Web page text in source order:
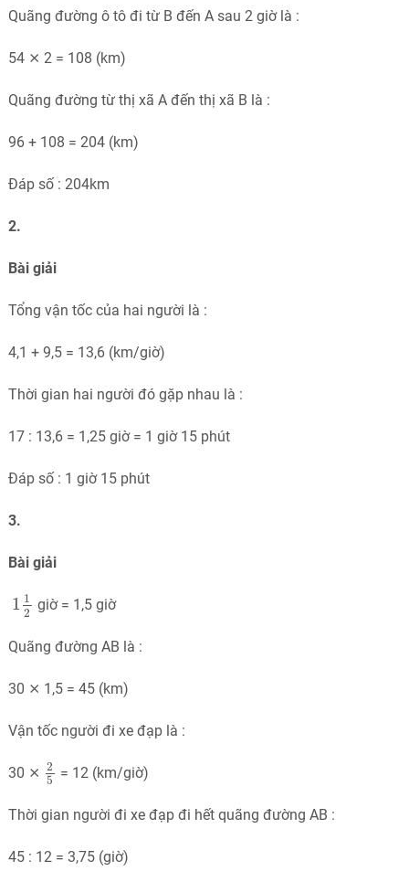
Quãng đường ô tô đi từ B đến A sau 2 giờ là :
54 ⨯ 2 = 108 (km)
Quãng đường từ thị xã A đến thị xã B là :
96 + 108 = 204 (km)
Đáp số : 204km
2.
Bài giải
Tổng vận tốc của hai người là :
4,1 + 9,5 = 13,6 (km/giờ)
Thời gian hai người đó gặp nhau là :
17 : 13,6 = 1,25 giờ = 1 giờ 15 phút
Đáp số : 1 giờ 15 phút
3.
Bài giải
1 1
2
1 1
giờ = 1,5 giờ
Quãng đường AB là :
30 ⨯ 1,5 = 45 (km)
Vận tốc người đi xe đạp là :
30 ⨯ 2
5
2
= 12 (km/giờ)
Thời gian người đi xe đạp đi hết quãng đường AB :
45 : 12 = 3,75 (giờ)